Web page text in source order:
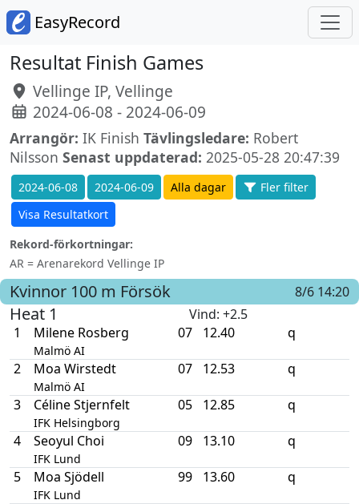
EasyRecord
Resultat Finish Games
Vellinge IP, Vellinge
2024-06-08 - 2024-06-09
Arrangör: IK Finish Tävlingsledare: Robert
Nilsson Senast uppdaterad: 2025-05-28 20:47:39
2024-06-08 2024-06-09 Alla dagar
Fler filter
Visa Resultatkort
Rekord-förkortningar:
AR = Arenarekord Vellinge IP
Kvinnor 100 m Försök 8/6 14:20
Heat 1 Vind: +2.5
1
Milene Rosberg
Malmö AI
07 12.40 q
2 Moa Wirstedt
Malmö AI
07 12.53 q
3 Céline Stjernfelt
IFK Helsingborg
05 12.85 q
4 Seoyul Choi
IFK Lund
09 13.10 q
5 Moa Sjödell
IFK Lund
99 13.60 q